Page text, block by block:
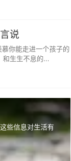
间的问题，在对
遇见错的人，是一
的幸福，是“身已
为你不够好，他们
说
你能走进一个孩子的
和生生不息的...
些信息对生活有